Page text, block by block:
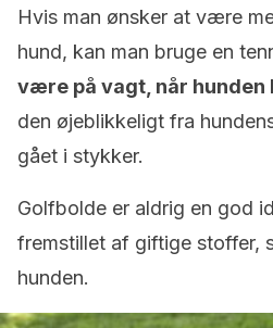
Hvis man ønsker at være
hund, kan man bruge en
være på vagt, når hunden
den øjeblikkeligt fra
gået i stykker.
Golfbolde er aldrig en god
fremstillet af giftige stoffer,
hunden.